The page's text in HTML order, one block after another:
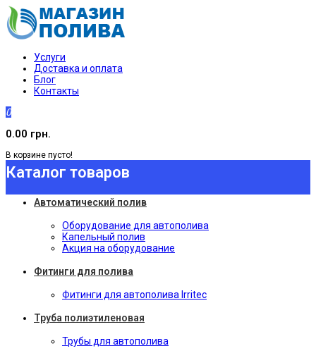
Услуги
Доставка и оплата
Блог
Контакты
0
0.00 грн.
В корзине пусто!
Каталог товаров
Автоматический полив
Оборудование для автополива
Капельный полив
Акция на оборудование
Фитинги для полива
Фитинги для автополива Irritec
Труба полиэтиленовая
Трубы для автополива